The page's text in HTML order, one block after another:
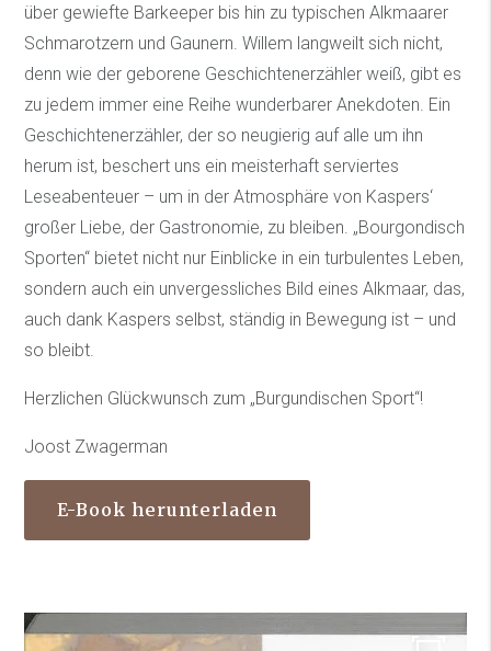
über gewiefte Barkeeper bis hin zu typischen Alkmaarer
Schmarotzern und Gaunern. Willem langweilt sich nicht,
denn wie der geborene Geschichtenerzähler weiß, gibt es
zu jedem immer eine Reihe wunderbarer Anekdoten. Ein
Geschichtenerzähler, der so neugierig auf alle um ihn
herum ist, beschert uns ein meisterhaft serviertes
Leseabenteuer – um in der Atmosphäre von Kaspers‘
großer Liebe, der Gastronomie, zu bleiben. „Bourgondisch
Sporten“ bietet nicht nur Einblicke in ein turbulentes Leben,
sondern auch ein unvergessliches Bild eines Alkmaar, das,
auch dank Kaspers selbst, ständig in Bewegung ist – und
so bleibt.
Herzlichen Glückwunsch zum „Burgundischen Sport“!
Joost Zwagerman
E-Book herunterladen